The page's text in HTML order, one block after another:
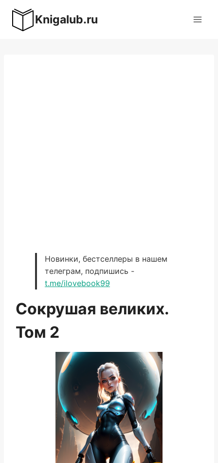
содержимому
Knigalub.ru
Новинки, бестселлеры в нашем
телеграм, подпишись -
t.me/ilovebook99
Сокрушая великих.
Том 2